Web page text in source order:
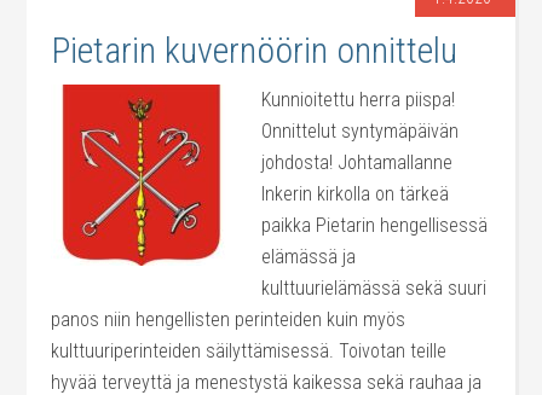
Pietarin kuvernöörin onnittelu
Kunnioitettu herra piispa!
Onnittelut syntymäpäivän
johdosta! Johtamallanne
Inkerin kirkolla on tärkeä
paikka Pietarin hengellisessä
elämässä ja
kulttuurielämässä sekä suuri
panos niin hengellisten perinteiden kuin myös
kulttuuriperinteiden säilyttämisessä. Toivotan teille
hyvää terveyttä ja menestystä kaikessa sekä rauhaa ja